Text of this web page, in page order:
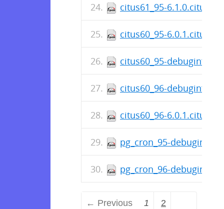
citus61_95-6.1.0.citus-
citus60_95-6.0.1.citus-
citus60_95-debuginfo-
citus60_96-debuginfo-
citus60_96-6.0.1.citus-
pg_cron_95-debuginfo-
pg_cron_96-debuginfo-
← Previous 1 2